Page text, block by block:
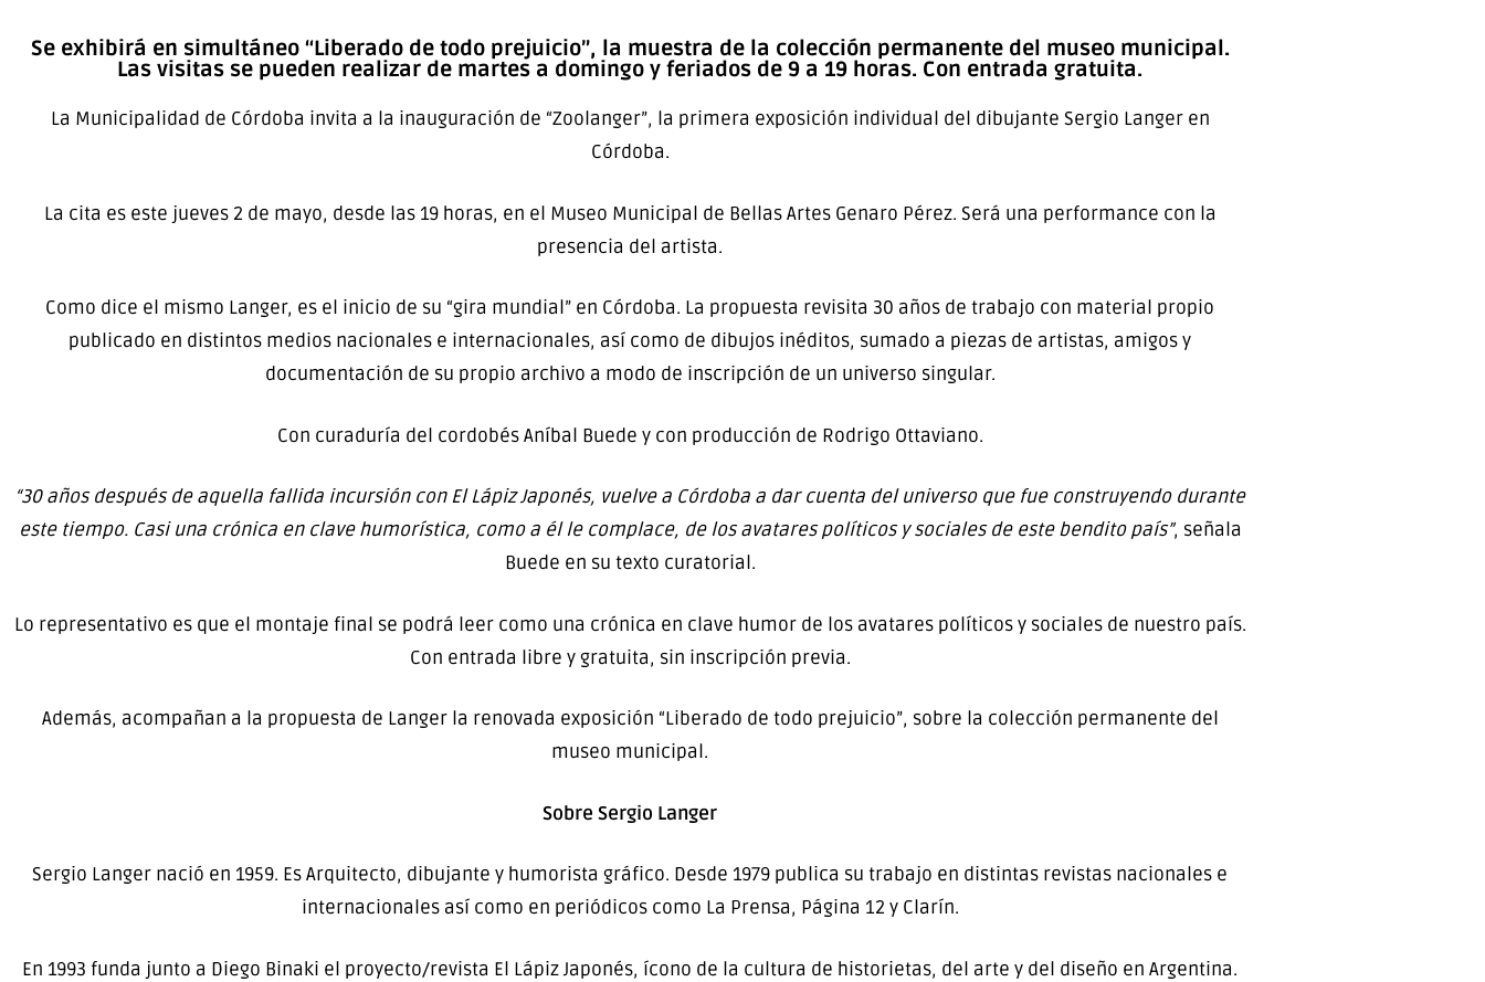
Se exhibirá en simultáneo “Liberado de todo prejuicio”, la muestra de la colección permanente del museo municipal.
Las visitas se pueden realizar de martes a domingo y feriados de 9 a 19 horas. Con entrada gratuita.
La Municipalidad de Córdoba invita a la inauguración de “Zoolanger”, la primera exposición individual del dibujante Sergio Langer en
Córdoba.
La cita es este jueves 2 de mayo, desde las 19 horas, en el Museo Municipal de Bellas Artes Genaro Pérez. Será una performance con la
presencia del artista.
Como dice el mismo Langer, es el inicio de su “gira mundial” en Córdoba. La propuesta revisita 30 años de trabajo con material propio
publicado en distintos medios nacionales e internacionales, así como de dibujos inéditos, sumado a piezas de artistas, amigos y
documentación de su propio archivo a modo de inscripción de un universo singular.
Con curaduría del cordobés Aníbal Buede y con producción de Rodrigo Ottaviano.
“30 años después de aquella fallida incursión con El Lápiz Japonés, vuelve a Córdoba a dar cuenta del universo que fue construyendo durante
este tiempo. Casi una crónica en clave humorística, como a él le complace, de los avatares políticos y sociales de este bendito país”, señala
Buede en su texto curatorial.
Lo representativo es que el montaje final se podrá leer como una crónica en clave humor de los avatares políticos y sociales de nuestro país.
Con entrada libre y gratuita, sin inscripción previa.
Además, acompañan a la propuesta de Langer la renovada exposición “Liberado de todo prejuicio”, sobre la colección permanente del
museo municipal.
Sobre Sergio Langer
Sergio Langer nació en 1959. Es Arquitecto, dibujante y humorista gráfico. Desde 1979 publica su trabajo en distintas revistas nacionales e
internacionales así como en periódicos como La Prensa, Página 12 y Clarín.
En 1993 funda junto a Diego Binaki el proyecto/revista El Lápiz Japonés, ícono de la cultura de historietas, del arte y del diseño en Argentina.